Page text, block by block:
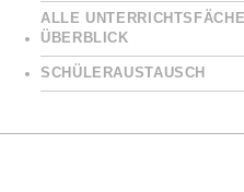
ALLE
ÜBERBLICK
SCHÜLERAUSTAUSCH